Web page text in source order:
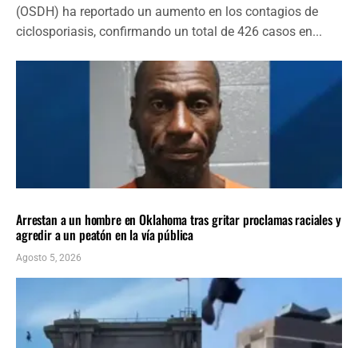
(OSDH) ha reportado un aumento en los contagios de
ciclosporiasis, confirmando un total de 426 casos en...
Arrestan a un hombre en Oklahoma tras gritar proclamas raciales y
agredir a un peatón en la vía pública
Agosto 5, 2026